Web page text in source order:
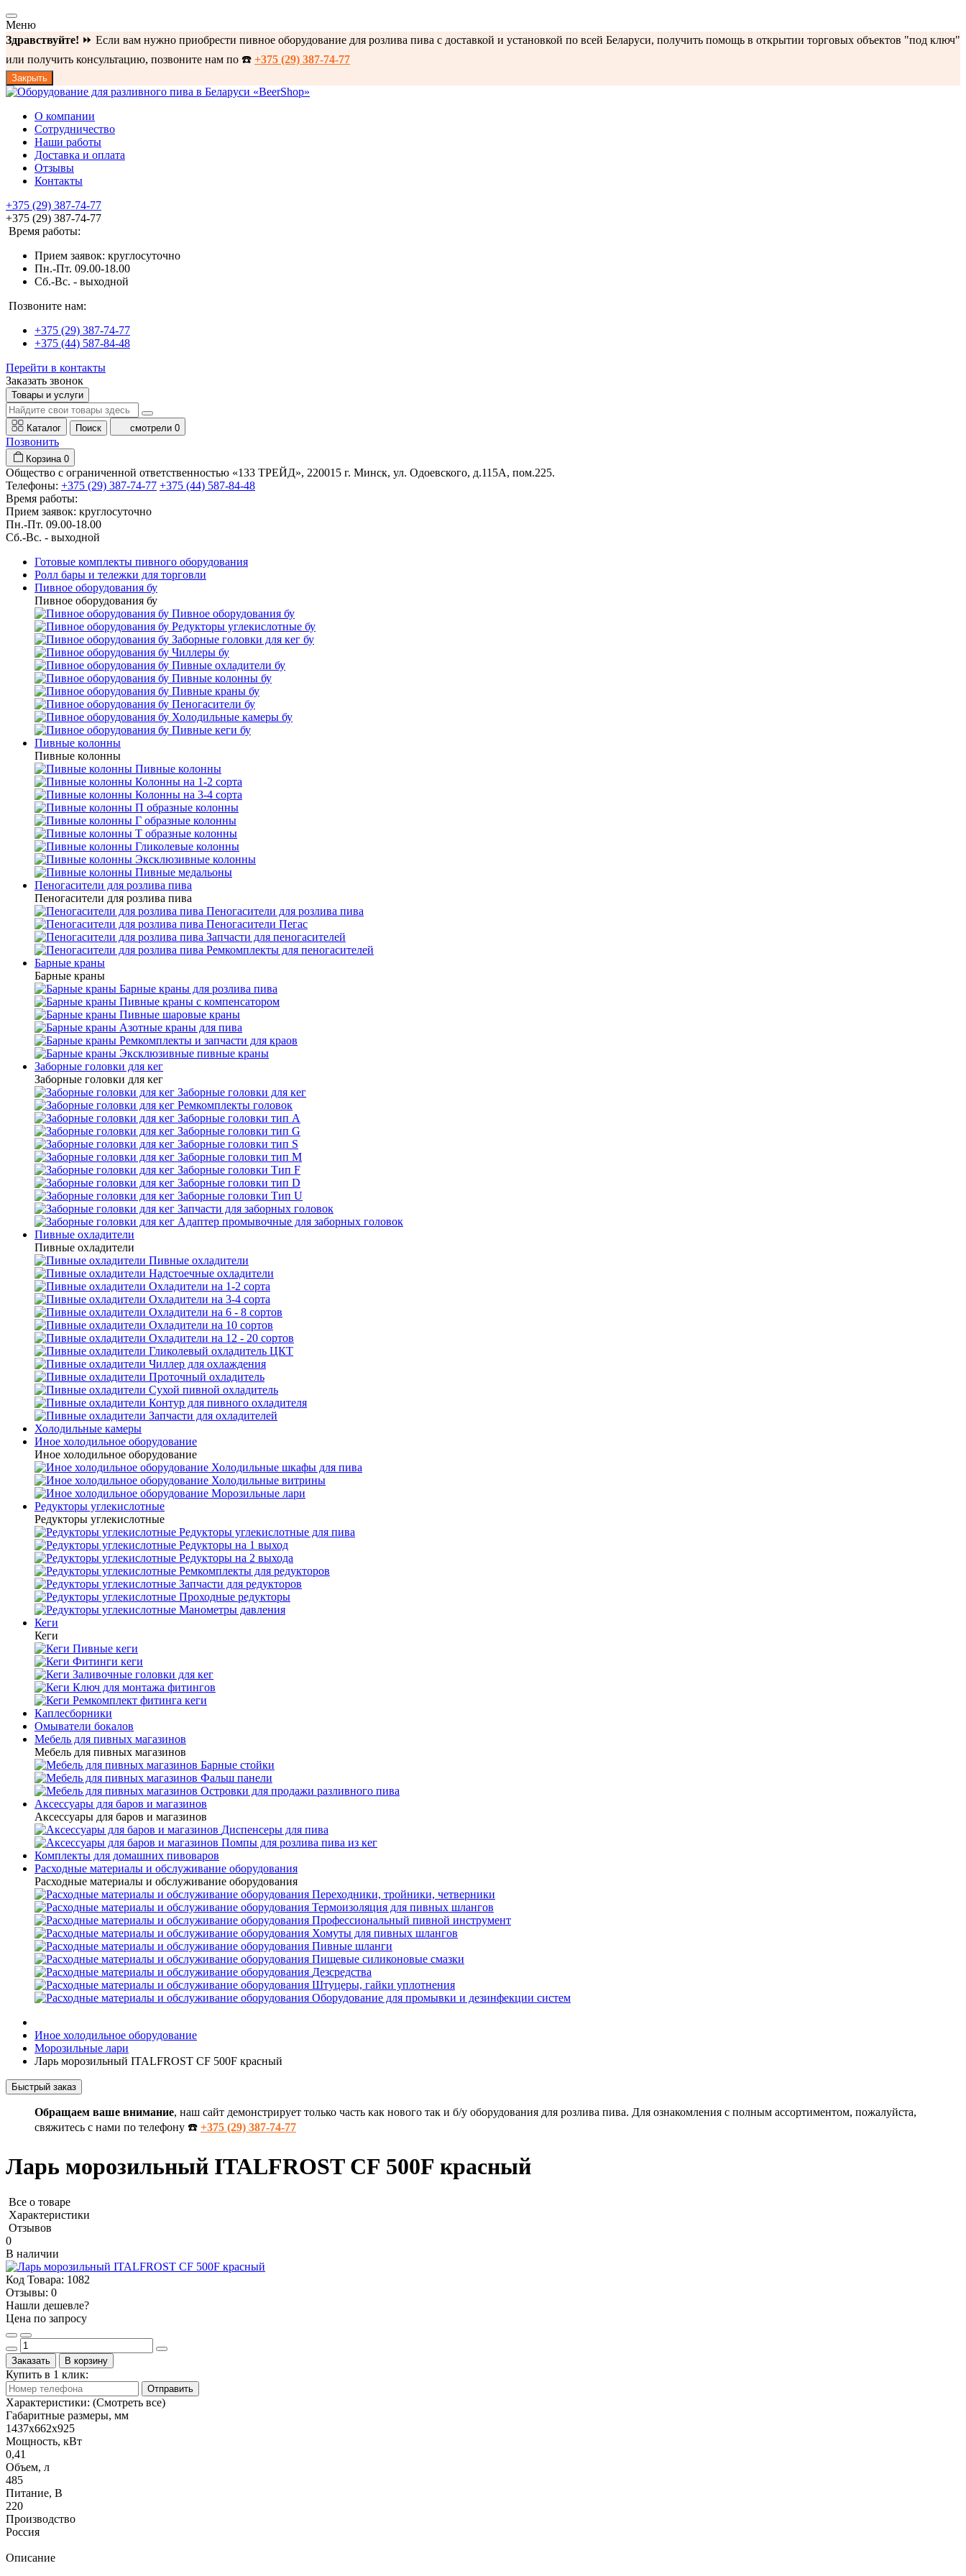
Меню
Здравствуйте! ⏩ Если вам нужно приобрести пивное оборудование для розлива пива с доставкой и установкой по всей Беларуси, получить помощь в открытии торговых объектов "под ключ"
или получить консультацию, позвоните нам по ☎️ +375 (29) 387-74-77
Закрыть
О компании
Сотрудничество
Наши работы
Доставка и оплата
Отзывы
Контакты
+375 (29) 387-74-77
+375 (29) 387-74-77
Время работы:
Прием заявок: круглосуточно
Пн.-Пт. 09.00-18.00
Cб.-Вс. - выходной
Позвоните нам:
+375 (29) 387-74-77
+375 (44) 587-84-48
Перейти в контакты
Заказать звонок
Товары и услуги
Каталог Поиск смотрели 0
Позвонить
Корзина 0
Общество с ограниченной ответственностью «133 ТРЕЙД», 220015 г. Минск, ул. Одоевского, д.115А, пом.225.
Телефоны: +375 (29) 387-74-77 +375 (44) 587-84-48
Время работы:
Прием заявок: круглосуточно
Пн.-Пт. 09.00-18.00
Cб.-Вс. - выходной
Готовые комплекты пивного оборудования
Ролл бары и тележки для торговли
Пивное оборудования бу
Пивное оборудования бу
Пивное оборудования бу
Редукторы углекислотные бу
Заборные головки для кег бу
Чиллеры бу
Пивные охладители бу
Пивные колонны бу
Пивные краны бу
Пеногасители бу
Холодильные камеры бу
Пивные кеги бу
Пивные колонны
Пивные колонны
Пивные колонны
Колонны на 1-2 сорта
Колонны на 3-4 сорта
П образные колонны
Г образные колонны
Т образные колонны
Гликолевые колонны
Эксклюзивные колонны
Пивные медальоны
Пеногасители для розлива пива
Пеногасители для розлива пива
Пеногасители для розлива пива
Пеногасители Пегас
Запчасти для пеногасителей
Ремкомплекты для пеногасителей
Барные краны
Барные краны
Барные краны для розлива пива
Пивные краны с компенсатором
Пивные шаровые краны
Азотные краны для пива
Ремкомплекты и запчасти для краов
Эксклюзивные пивные краны
Заборные головки для кег
Заборные головки для кег
Заборные головки для кег
Ремкомплекты головок
Заборные головки тип А
Заборные головки тип G
Заборные головки тип S
Заборные головки тип М
Заборные головки Тип F
Заборные головки тип D
Заборные головки Тип U
Запчасти для заборных головок
Адаптер промывочные для заборных головок
Пивные охладители
Пивные охладители
Пивные охладители
Надстоечные охладители
Охладители на 1-2 сорта
Охладители на 3-4 сорта
Охладители на 6 - 8 сортов
Охладители на 10 сортов
Охладители на 12 - 20 сортов
Гликолевый охладитель ЦКТ
Чиллер для охлаждения
Проточный охладитель
Сухой пивной охладитель
Контур для пивного охладителя
Запчасти для охладителей
Холодильные камеры
Иное холодильное оборудование
Иное холодильное оборудование
Холодильные шкафы для пива
Холодильные витрины
Морозильные лари
Редукторы углекислотные
Редукторы углекислотные
Редукторы углекислотные для пива
Редукторы на 1 выход
Редукторы на 2 выхода
Ремкомплекты для редукторов
Запчасти для редукторов
Проходные редукторы
Манометры давления
Кеги
Кеги
Пивные кеги
Фитинги кеги
Заливочные головки для кег
Ключ для монтажа фитингов
Ремкомплект фитинга кеги
Каплесборники
Омыватели бокалов
Мебель для пивных магазинов
Мебель для пивных магазинов
Барные стойки
Фальш панели
Островки для продажи разливного пива
Аксессуары для баров и магазинов
Аксессуары для баров и магазинов
Диспенсеры для пива
Помпы для розлива пива из кег
Комплекты для домашних пивоваров
Расходные материалы и обслуживание оборудования
Расходные материалы и обслуживание оборудования
Переходники, тройники, четверники
Термоизоляция для пивных шлангов
Профессиональный пивной инструмент
Хомуты для пивных шлангов
Пивные шланги
Пищевые силиконовые смазки
Дезсредства
Штуцеры, гайки уплотнения
Оборудование для промывки и дезинфекции систем
Иное холодильное оборудование
Морозильные лари
Ларь морозильный ITALFROST CF 500F красный
Быстрый заказ
Обращаем ваше внимание, наш сайт демонстрирует только часть как нового так и б/у оборудования для розлива пива. Для ознакомления с полным ассортиментом, пожалуйста,
свяжитесь с нами по телефону ☎️ +375 (29) 387-74-77
Ларь морозильный ITALFROST CF 500F красный
Все о товаре
Характеристики
Отзывов
0
В наличии
Код Товара: 1082
Отзывы: 0
Нашли дешевле?
Цена по запросу
Заказать В корзину
Купить в 1 клик:
Отправить
Характеристики: (Смотреть все)
Габаритные размеры, мм
1437х662х925
Мощность, кВт
0,41
Объем, л
485
Питание, В
220
Производство
Россия
Описание